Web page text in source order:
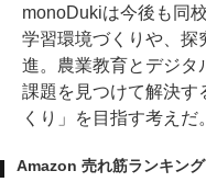
monoDukiは今後も同
学習環境づくりや、探
進。農業教育とデジタ
課題を見つけて解決す
くり」を目指す考えだ。
Amazon 売れ筋ランキング